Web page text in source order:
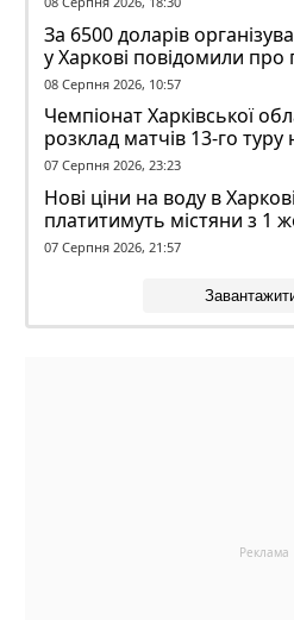
За 6500 доларів
у Харкові повідомили про
ексзавідувачу психлікарні
08 Серпня 2026, 10:57
Чемпіонат Харківської
розклад матчів 13-го туру
07 Серпня 2026, 23:23
Нові ціни на воду в
платитимуть містяни з 1
07 Серпня 2026, 21:57